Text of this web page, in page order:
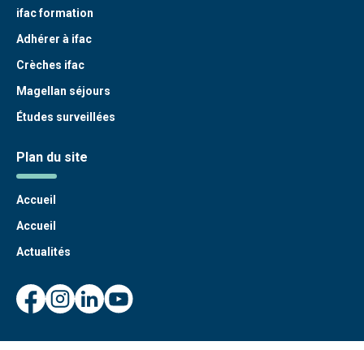
ifac formation
Adhérer à ifac
Crèches ifac
Magellan séjours
Études surveillées
Plan du site
Accueil
Accueil
Actualités